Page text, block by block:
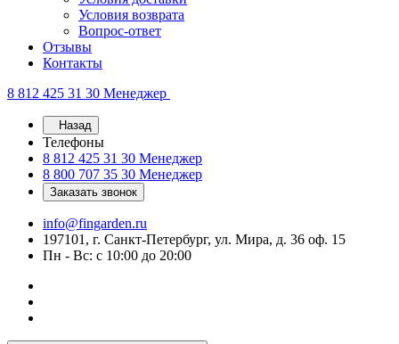
Условия возврата
Вопрос-ответ
Отзывы
Контакты
8 812 425 31 30 Менеджер
Назад
Телефоны
8 812 425 31 30 Менеджер
8 800 707 35 30 Менеджер
Заказать звонок
info@fingarden.ru
197101, г. Санкт-Петербург, ул. Мира, д. 36 оф. 15
Пн - Вс: с 10:00 до 20:00